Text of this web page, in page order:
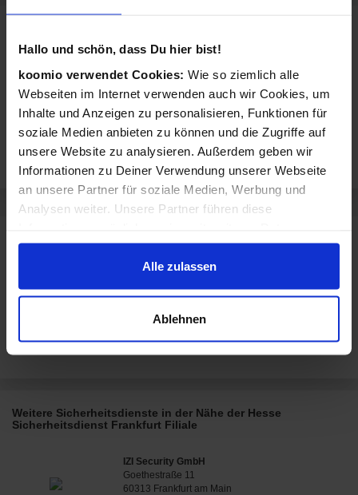
Hallo und schön, dass Du hier bist!
koomio verwendet Cookies: Wie so ziemlich alle
Webseiten im Internet verwenden auch wir Cookies, um
Inhalte und Anzeigen zu personalisieren, Funktionen für
soziale Medien anbieten zu können und die Zugriffe auf
unsere Website zu analysieren. Außerdem geben wir
Informationen zu Deiner Verwendung unserer Webseite
an unsere Partner für soziale Medien, Werbung und
Analysen weiter. Unsere Partner führen diese
zusammen, die Du ihnen bereitgestellt hast oder die sie
im Rahmen Deiner Nutzung der Dienste gesammelt
haben.
Alle zulassen
Ablehnen
Frankfurt
Hesse Sicherheitsdienst Frankfurt verkauft Produkte aus diesen
Kategorien:
Sicherheit &
Überwachung
Personenschutz
Objektschutz Veranstaltungsschutz
Dieses Geschäft hat noch keine Bewertungen.
Jetzt eigenen Erfahrungsbericht schreiben
Weitere Sicherheitsdienste in der Nähe der Hesse
Sicherheitsdienst Frankfurt Filiale
IZI Security GmbH
Goethestraße 11
60313 Frankfurt am Main